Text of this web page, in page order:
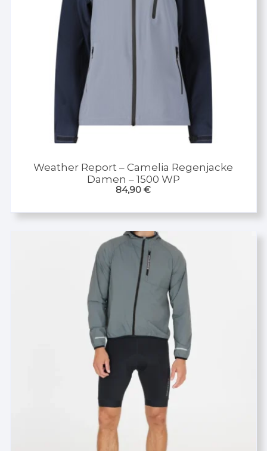
Weather Report – Camelia Regenjacke
Damen – 1500 WP
84,90€